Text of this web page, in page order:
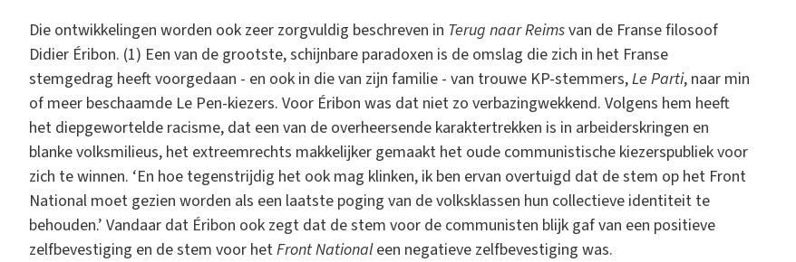
Die ontwikkelingen worden ook zeer zorgvuldig beschreven in Terug naar Reimsvan de Franse filosoof
Didier Éribon. (1) Een van de grootste, schijnbare paradoxen is de omslag die zich in het Franse
stemgedrag heeft voorgedaan - en ook in die van zijn familie - van trouwe KP-stemmers,Le Parti, naar min
of meer beschaamde Le Pen-kiezers. Voor Éribon was dat niet zo verbazingwekkend. Volgens hem heeft
het diepgewortelde racisme, dat een van de overheersende karaktertrekken is in arbeiderskringen en
blanke volksmilieus, het extreemrechts makkelijker gemaakt het oude communistische kiezerspubliek voor
zich te winnen. ‘En hoe tegenstrijdig het ook mag klinken, ik ben ervan overtuigd dat de stem op het Front
National moet gezien worden als een laatste poging van de volksklassen hun collectieve identiteit te
behouden.’ Vandaar dat Éribon ook zegt dat de stem voor de communisten blijk gaf van een positieve
zelfbevestiging en de stem voor hetFront Nationaleen negatieve zelfbevestiging was.